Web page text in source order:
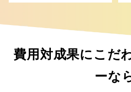
費用対成果にこだ
ーな